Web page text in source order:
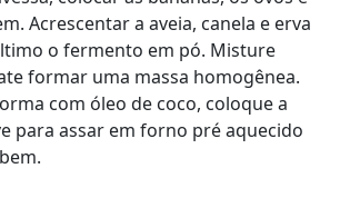
Acrescentar a aveia, canela e erva
o fermento em pó. Misture
formar uma massa homogênea.
com óleo de coco, coloque a
para assar em forno pré aquecido